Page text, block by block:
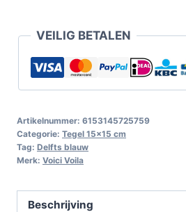
VEILIG BETALEN
Artikelnummer: 6153145725759
Categorie: Tegel 15x15 cm
Tag: Delfts blauw
Merk: Voici Voila
Beschrijving